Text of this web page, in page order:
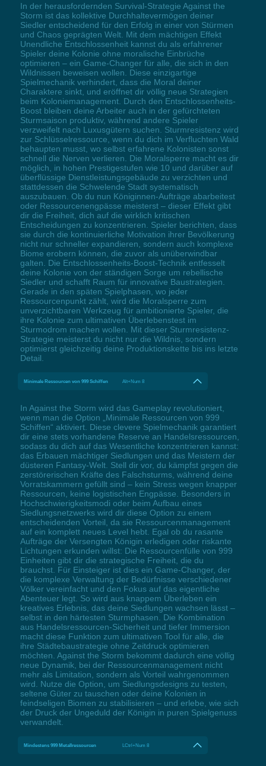
In der herausfordernden Survival-Strategie Against the
Storm ist das kollektive Durchhaltevermögen deiner
Siedler entscheidend für den Erfolg in einer von Stürmen
und Chaos geprägten Welt. Mit dem mächtigen Effekt
Unendliche Entschlossenheit kannst du als erfahrener
Spieler deine Kolonie ohne moralische Einbrüche
optimieren – ein Game-Changer für alle, die sich in den
Wildnissen beweisen wollen. Diese einzigartige
Spielmechanik verhindert, dass die Moral deiner
Charaktere sinkt, und eröffnet dir völlig neue Strategien
beim Koloniemanagement. Durch den Entschlossenheits-
Boost bleiben deine Arbeiter auch in der gefürchteten
Sturmsaison produktiv, während andere Spieler
verzweifelt nach Luxusgütern suchen. Sturmresistenz wird
zur Schlüsselressource, wenn du dich im Verfluchten Wald
behaupten musst, wo selbst erfahrene Kolonisten sonst
schnell die Nerven verlieren. Die Moralsperre macht es dir
möglich, in hohen Prestigestufen wie 10 und darüber auf
überflüssige Dienstleistungsgebäude zu verzichten und
stattdessen die Schwelende Stadt systematisch
auszubauen. Ob du nun Königinnen-Aufträge abarbeitest
oder Ressourcenengpässe meisterst – dieser Effekt gibt
dir die Freiheit, dich auf die wirklich kritischen
Entscheidungen zu konzentrieren. Spieler berichten, dass
sie durch die kontinuierliche Motivation ihrer Bevölkerung
nicht nur schneller expandieren, sondern auch komplexe
Biome erobern können, die zuvor als unüberwindbar
galten. Die Entschlossenheits-Boost-Technik entfesselt
deine Kolonie von der ständigen Sorge um rebellische
Siedler und schafft Raum für innovative Baustrategien.
Gerade in den späten Spielphasen, wo jeder
Ressourcenpunkt zählt, wird die Moralsperre zum
unverzichtbaren Werkzeug für ambitionierte Spieler, die
ihre Kolonie zum ultimativen Überlebenstest im
Sturmodrom machen wollen. Mit dieser Sturmresistenz-
Strategie meisterst du nicht nur die Wildnis, sondern
optimierst gleichzeitig deine Produktionskette bis ins letzte
Detail.
Minimale Ressourcen von 999 Schiffen Alt+Num 8
In Against the Storm wird das Gameplay revolutioniert,
wenn man die Option „Minimale Ressourcen von 999
Schiffen“ aktiviert. Diese clevere Spielmechanik garantiert
dir eine stets vorhandene Reserve an Handelsressourcen,
sodass du dich auf das Wesentliche konzentrieren kannst:
das Erbauen mächtiger Siedlungen und das Meistern der
düsteren Fantasy-Welt. Stell dir vor, du kämpfst gegen die
zerstörerischen Kräfte des Falschsturms, während deine
Vorratskammern gefüllt sind – kein Stress wegen knapper
Ressourcen, keine logistischen Engpässe. Besonders in
Hochschwierigkeitsmodi oder beim Aufbau eines
Siedlungsnetzwerks wird dir diese Option zu einem
entscheidenden Vorteil, da sie Ressourcenmanagement
auf ein komplett neues Level hebt. Egal ob du rasante
Aufträge der Versengten Königin erledigen oder riskante
Lichtungen erkunden willst: Die Ressourcenfülle von 999
Einheiten gibt dir die strategische Freiheit, die du
brauchst. Für Einsteiger ist dies ein Game-Changer, der
die komplexe Verwaltung der Bedürfnisse verschiedener
Völker vereinfacht und den Fokus auf das eigentliche
Abenteuer legt. So wird aus knappem Überleben ein
kreatives Erlebnis, das deine Siedlungen wachsen lässt –
selbst in den härtesten Sturmphasen. Die Kombination
aus Handelsressourcen-Sicherheit und tiefer Immersion
macht diese Funktion zum ultimativen Tool für alle, die
ihre Städtebaustrategie ohne Zeitdruck optimieren
möchten. Against the Storm bekommt dadurch eine völlig
neue Dynamik, bei der Ressourcenmanagement nicht
mehr als Limitation, sondern als Vorteil wahrgenommen
wird. Nutze die Option, um Siedlungsdesigns zu testen,
seltene Güter zu tauschen oder deine Kolonien in
feindseligen Biomen zu stabilisieren – und erlebe, wie sich
der Druck der Ungeduld der Königin in puren Spielgenuss
verwandelt.
Mindestens 999 Metallressourcen LCtrl+Num 8